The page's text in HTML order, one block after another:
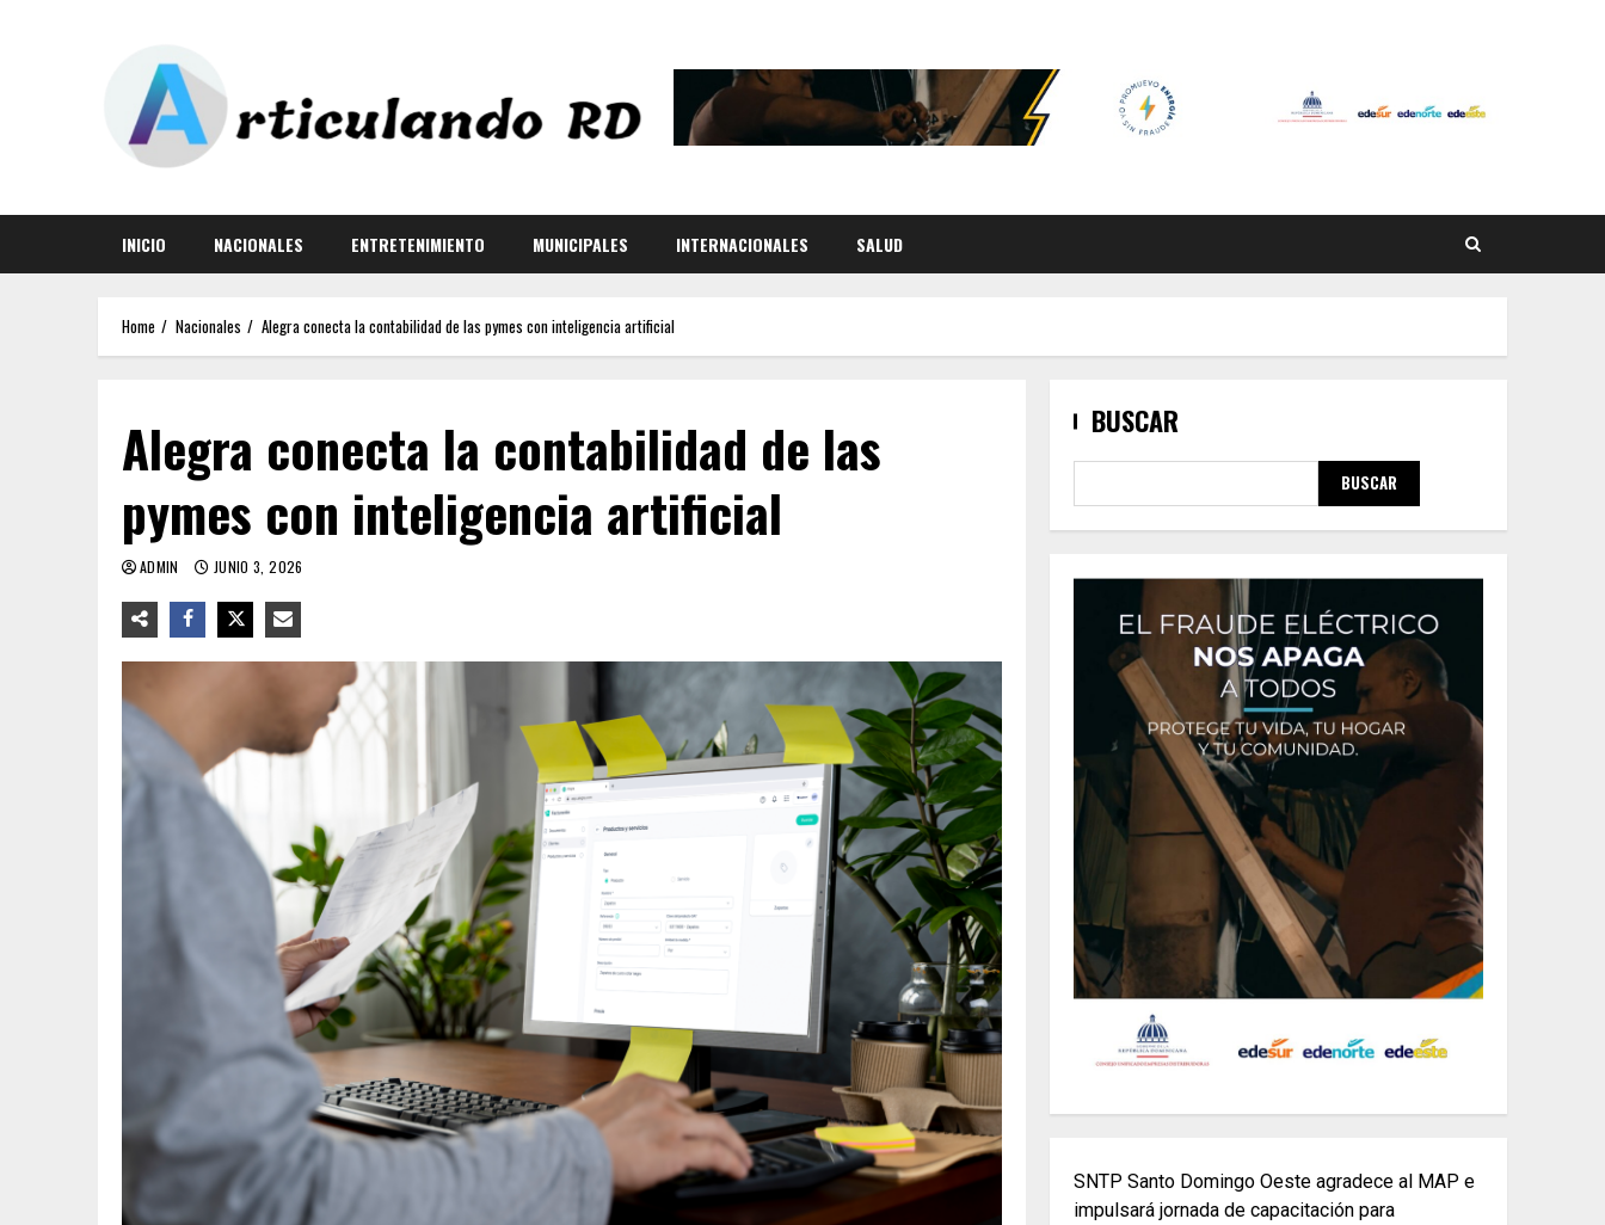
INICIO NACIONALES ENTRETENIMIENTO MUNICIPALES INTERNACIONALES SALUD
Home Nacionales Alegra conecta la contabilidad de las pymes con inteligencia artificial
Alegra conecta la contabilidad de las
pymes con inteligencia artificial
ADMIN JUNIO 3, 2026
BUSCAR
BUSCAR
SNTP Santo Domingo Oeste agradece al MAP e
impulsará jornada de capacitación para